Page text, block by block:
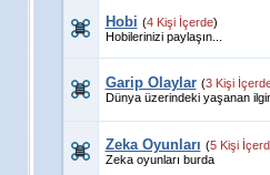
Hobi (4 Kişi İçerde)
Hobilerinizi paylaşın...
Garip Olaylar (3 Kişi
Dünya üzerindeki yaşanan
Zeka Oyunları (5 Kişi
Zeka oyunları burda